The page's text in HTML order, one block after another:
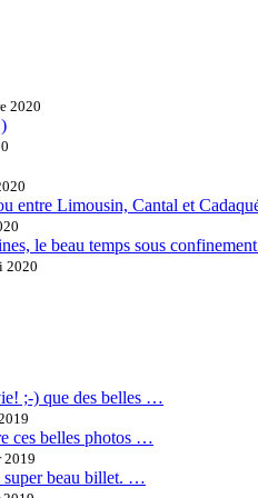
2020
entre Limousin, Cantal et
le beau temps sous
2020
;-) que des belles …
ces belles photos …
2019
super beau billet. …